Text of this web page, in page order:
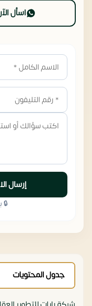
اسأل
إرسال
🔒
جدول المحتويات